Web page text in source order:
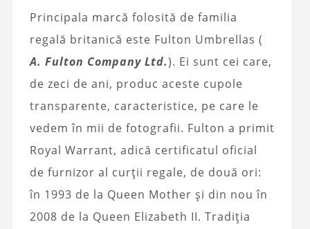
Principala marcă folosită de familia
regală britanică este Fulton Umbrellas (
A. Fulton Company Ltd.). Ei sunt cei care,
de zeci de ani, produc aceste cupole
transparente, caracteristice, pe care le
vedem în mii de fotografii. Fulton a primit
Royal Warrant, adică certificatul oficial
de furnizor al curții regale, de două ori:
în 1993 de la Queen Mother și din nou în
2008 de la Queen Elizabeth II. Tradiția